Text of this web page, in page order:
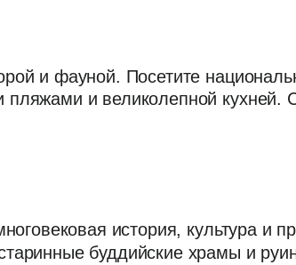
и фауной. Посетите
и великолепной
история, культура и
буддийские храмы и